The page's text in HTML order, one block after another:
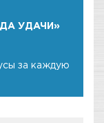
УДАЧИ»
за каждую